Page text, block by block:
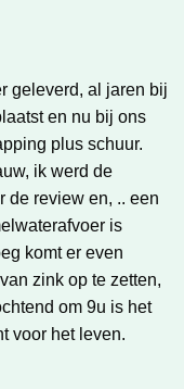
geleverd, al jaren bij
en nu bij ons
plus schuur.
ik werd de
de review en, .. een
is
komt er even
zink op te zetten,
om 9u is het
voor het leven.